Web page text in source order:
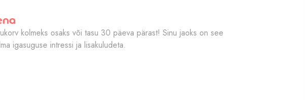
kolmeks osaks või tasu 30 päeva pärast! Sinu jaoks on see
igasuguse intressi ja lisakuludeta.